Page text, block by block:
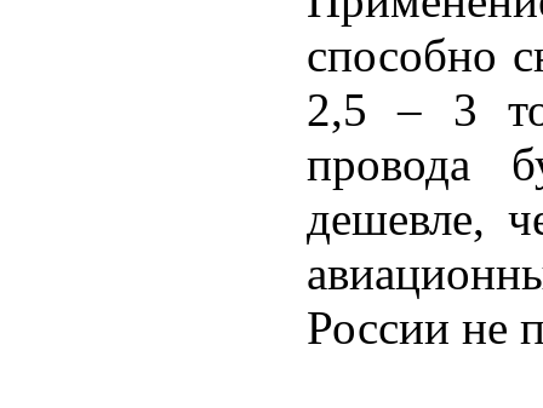
способно
2,5 – 3
провода
дешевле,
России не